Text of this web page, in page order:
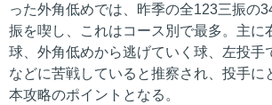
った外角低めでは、昨季の全123三振の
振を喫し、これはコース別で最多。主に
球、外角低めから逃げていく球、左投手
などに苦戦していると推察され、投手に
本攻略のポイントとなる。